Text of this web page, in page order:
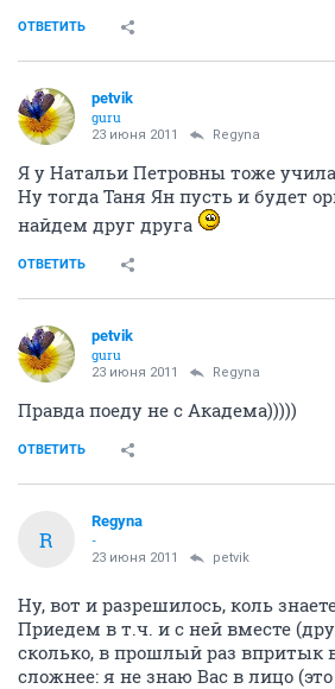
ОТВЕТИТЬ
petvik
guru
23 июня 2011 Regyna
Я у Натальи Петровны тоже
Ну тогда Таня Ян пусть и будет
найдем друг друга
ОТВЕТИТЬ
petvik
guru
23 июня 2011 Regyna
Правда поеду не с Академа)))))
ОТВЕТИТЬ
R
Regyna
-
23 июня 2011 petvik
Ну, вот и разрешилось, коль
Приедем в т.ч. и с ней вместе
сколько, в прошлый раз
сложнее: я не знаю Вас в лицо